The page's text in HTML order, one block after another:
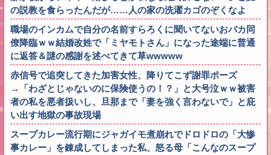
の説教を食らったんだが……人の家の洗濯カゴのぞくなよ
職場のインカムで自分の名前すらろくに聞いてないおバカ同
僚降臨ｗｗ結婚改姓で「ミヤモトさん」になった途端に普通
に返答＆謎の感謝を述べてきて草wwwww
赤信号で追突してきた加害女性、降りてこず謝罪ポーズ
→「わざとじゃないのに保険使うの！？」と大号泣ｗｗ被害
者の私を悪者扱いし、旦那まで「妻を強く言わないで」と庇
い出す地獄の事故現場
スープカレー流行期にジャガイモ煮崩れでドロドロの「大惨
事カレー」を錬成してしまった私、怒る母「こんなのスープ